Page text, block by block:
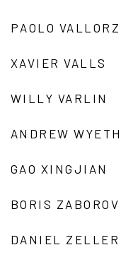
PAOLO VALLORZ
XAVIER VALLS
WILLY VARLIN
ANDREW WYETH
GAO XINGJIAN
BORIS ZABOROV
DANIEL ZELLER